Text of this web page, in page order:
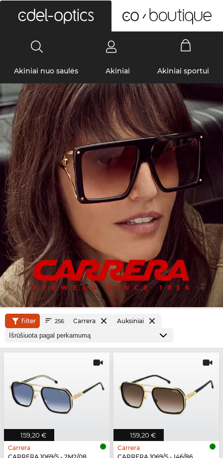
Akiniai nuo saulės Akiniai Akiniai sportui
filter 256 Carrera Auksiniai
159,20 €
Carrera
159,20 €
Carrera